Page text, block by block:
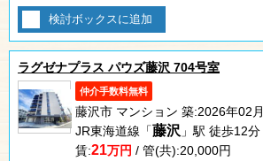
検討ボックスに追加
ラグゼナプラス パウズ藤沢 704号室
仲介手数料無料
藤沢市 マンション 築:2026年02月
JR東海道線「藤沢 」駅 徒歩12分
賃:21万円 / 管(共):20,000円